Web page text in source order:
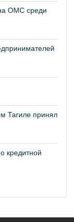
ОМС среди
Тагиле принял
кредитной